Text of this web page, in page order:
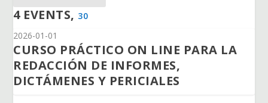
4 EVENTS, 30
2026-01-01
CURSO PRÁCTICO ON LINE PARA LA
REDACCIÓN DE INFORMES,
DICTÁMENES Y PERICIALES